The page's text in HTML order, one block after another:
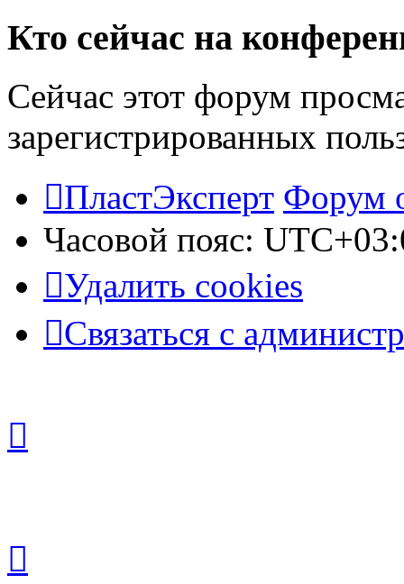
Кто сейчас на
Сейчас этот форум
зарегистрированных
ПластЭксперт Форум
Часовой пояс:
Удалить cookies
Связаться с